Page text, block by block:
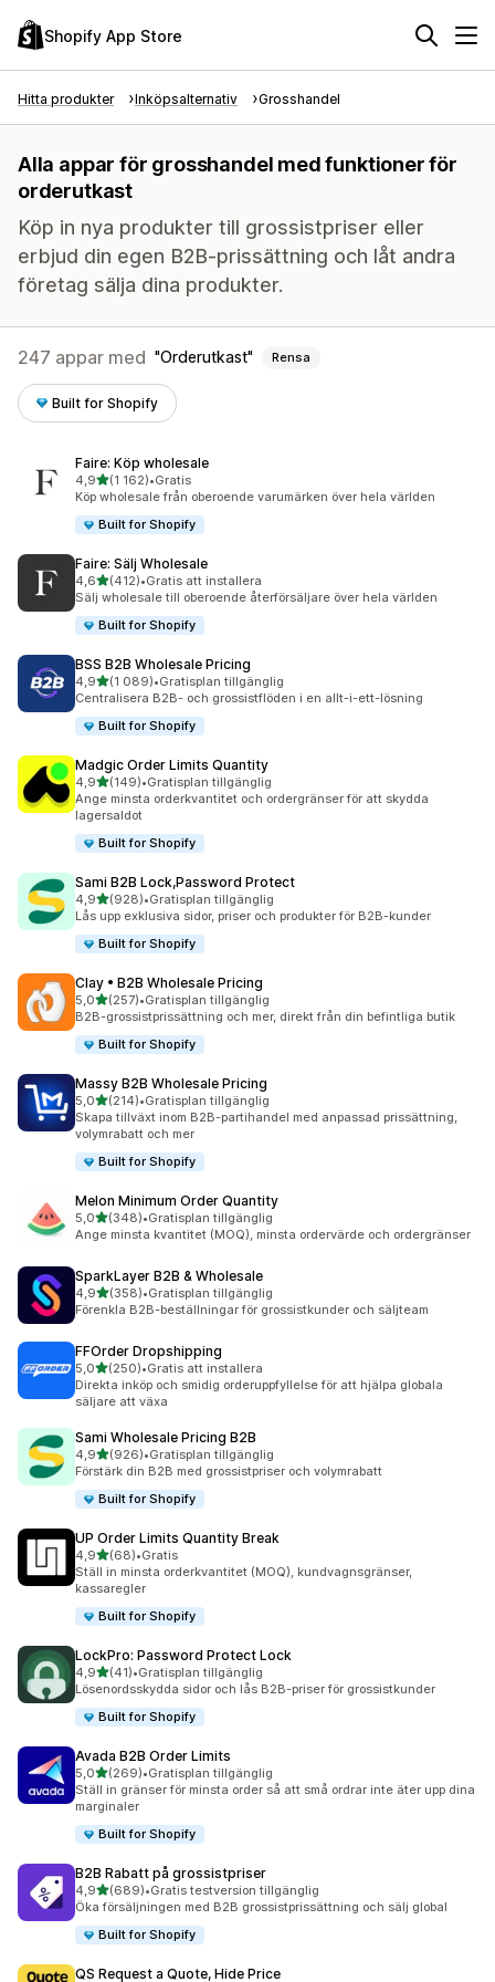
Shopify App Store
Hitta produkter Inköpsalternativ Grosshandel
Alla appar för grosshandel med funktioner för
orderutkast
Köp in nya produkter till grossistpriser eller
erbjud din egen B2B-prissättning och låt andra
företag sälja dina produkter.
247 appar med Orderutkast Rensa
Built for Shopify
Faire: Köp wholesale
4,9av 5 stjärnor
(1 162)
1162 recensioner totalt
•Gratis
Köp wholesale från oberoende varumärken över hela världen
Built for Shopify
Faire: Sälj Wholesale
4,6av 5 stjärnor
(412)
412 recensioner totalt
•Gratis att installera
Sälj wholesale till oberoende återförsäljare över hela världen
Built for Shopify
BSS B2B Wholesale Pricing
4,9av 5 stjärnor
(1 089)
1089 recensioner totalt
•Gratisplan tillgänglig
Centralisera B2B- och grossistflöden i en allt-i-ett-lösning
Built for Shopify
Madgic Order Limits Quantity
4,9av 5 stjärnor
(149)
149 recensioner totalt
•Gratisplan tillgänglig
Ange minsta orderkvantitet och ordergränser för att skydda
lagersaldot
Built for Shopify
Sami B2B Lock,Password Protect
4,9av 5 stjärnor
(928)
928 recensioner totalt
•Gratisplan tillgänglig
Lås upp exklusiva sidor, priser och produkter för B2B-kunder
Built for Shopify
Clay • B2B Wholesale Pricing
5,0av 5 stjärnor
(257)
257 recensioner totalt
•Gratisplan tillgänglig
B2B-grossistprissättning och mer, direkt från din befintliga butik
Built for Shopify
Massy B2B Wholesale Pricing
5,0av 5 stjärnor
(214)
214 recensioner totalt
•Gratisplan tillgänglig
Skapa tillväxt inom B2B-partihandel med anpassad prissättning,
volymrabatt och mer
Built for Shopify
Melon Minimum Order Quantity
5,0av 5 stjärnor
(348)
348 recensioner totalt
•Gratisplan tillgänglig
Ange minsta kvantitet (MOQ), minsta ordervärde och ordergränser
SparkLayer B2B & Wholesale
4,9av 5 stjärnor
(358)
358 recensioner totalt
•Gratisplan tillgänglig
Förenkla B2B-beställningar för grossistkunder och säljteam
FFOrder Dropshipping
5,0av 5 stjärnor
(250)
250 recensioner totalt
•Gratis att installera
Direkta inköp och smidig orderuppfyllelse för att hjälpa globala
säljare att växa
Sami Wholesale Pricing B2B
4,9av 5 stjärnor
(926)
926 recensioner totalt
•Gratisplan tillgänglig
Förstärk din B2B med grossistpriser och volymrabatt
Built for Shopify
UP Order Limits Quantity Break
4,9av 5 stjärnor
(68)
68 recensioner totalt
•Gratis
Ställ in minsta orderkvantitet (MOQ), kundvagnsgränser,
kassaregler
Built for Shopify
LockPro: Password Protect Lock
4,9av 5 stjärnor
(41)
41 recensioner totalt
•Gratisplan tillgänglig
Lösenordsskydda sidor och lås B2B-priser för grossistkunder
Built for Shopify
Avada B2B Order Limits
5,0av 5 stjärnor
(269)
269 recensioner totalt
•Gratisplan tillgänglig
Ställ in gränser för minsta order så att små ordrar inte äter upp dina
marginaler
Built for Shopify
B2B Rabatt på grossistpriser
4,9av 5 stjärnor
(689)
689 recensioner totalt
•Gratis testversion tillgänglig
Öka försäljningen med B2B grossistprissättning och sälj global
Built for Shopify
QS Request a Quote, Hide Price